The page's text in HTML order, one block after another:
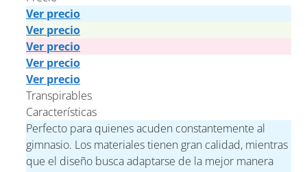
Ver precio
Ver precio
Ver precio
Ver precio
Ver precio
Transpirables
Características
Perfecto para quienes acuden constantemente al
gimnasio. Los materiales tienen gran calidad, mientras
que el diseño busca adaptarse de la mejor manera